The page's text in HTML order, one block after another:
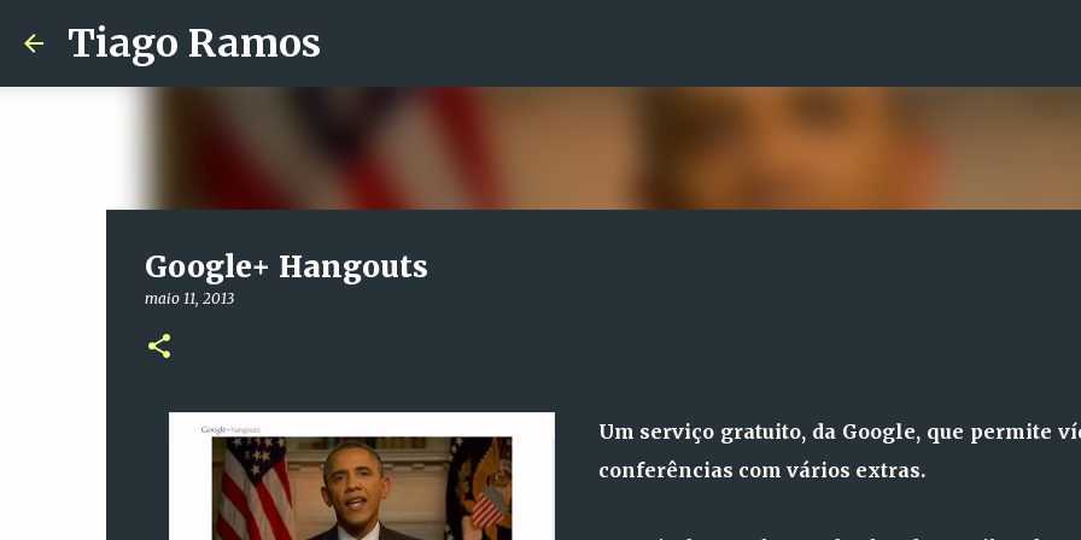
Tiago Ramos
Google+ Hangouts
maio 11, 2013
Um serviço gratuito, da Google, que permite
conferências com vários extras.